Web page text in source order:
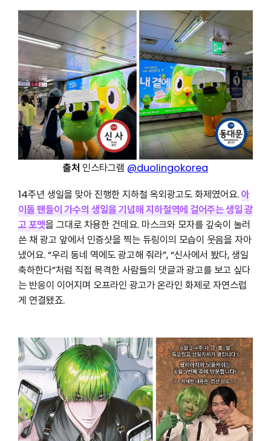
출처 인스타그램 @duolingokorea
14주년 생일을 맞아 진행한 지하철 옥외광고도 화제였어요.아
이돌 팬들이 가수의 생일을 기념해 지하철역에 걸어주는 생일 광
고 포맷을 그대로 차용한 건데요. 마스크와 모자를 깊숙이 눌러
쓴 채 광고 앞에서 인증샷을 찍는 듀링이의 모습이 웃음을 자아
냈어요. “우리 동네 역에도 광고해 줘라”, “신사에서 봤다, 생일
축하한다”처럼 직접 목격한 사람들의 댓글과 광고를 보고 싶다
는 반응이 이어지며 오프라인 광고가 온라인 화제로 자연스럽
게 연결됐죠.